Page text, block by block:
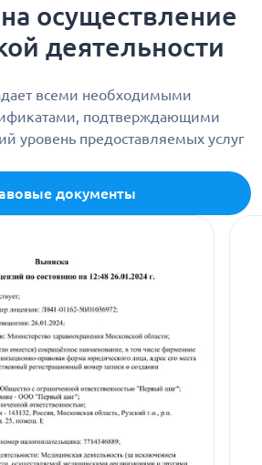
осуществление
деятельности
всеми необходимыми
подтверждающими
уровень предоставляемых услуг
документы